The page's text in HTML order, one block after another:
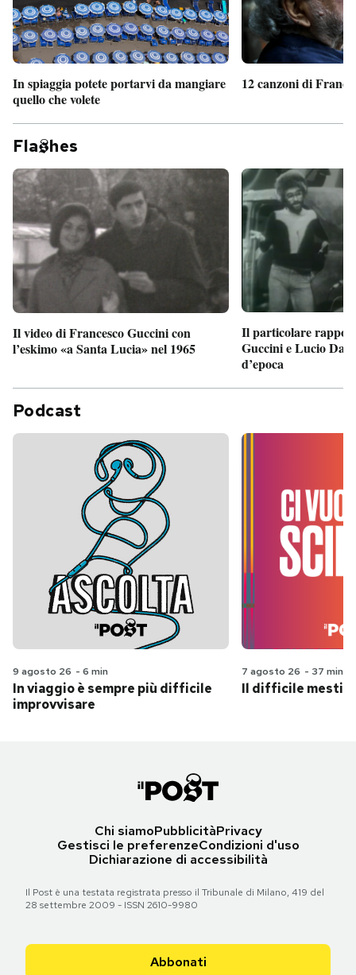
In spiaggia potete portarvi da mangiare
quello che volete
12 canzoni di
Fla hes
Il video di Francesco Guccini con
l’eskimo «a Santa Lucia» nel 1965
Il particolare
Guccini e Lucio
d’epoca
Podcast
9 agosto 26 - 6 min
In viaggio è sempre più difficile
improvvisare
7 agosto 26 - 37 min
Il difficile
Chi siamoPubblicitàPrivacy
Gestisci le preferenzeCondizioni d'uso
Dichiarazione di accessibilità
Il Post è una testata registrata presso il Tribunale di Milano, 419 del
28 settembre 2009 - ISSN 2610-9980
Abbonati